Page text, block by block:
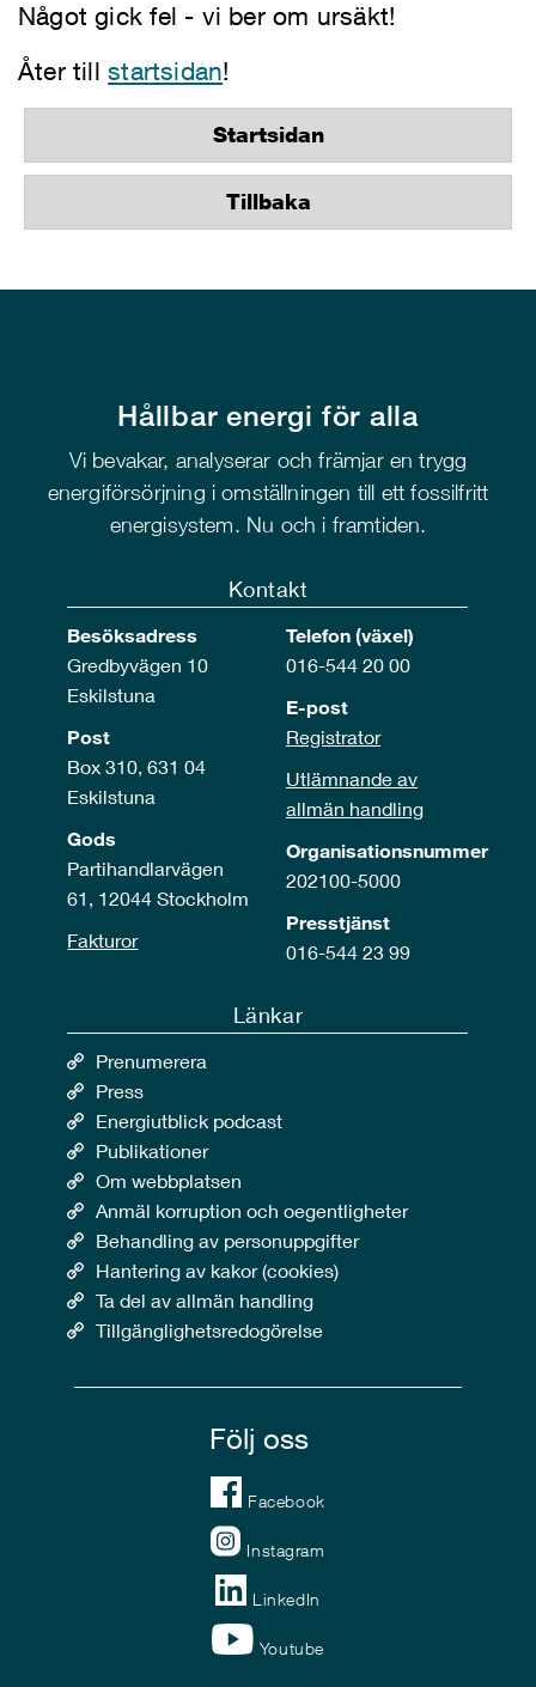
Något gick fel - vi ber om ursäkt!
Åter tillstartsidan!
Startsidan
Tillbaka
Hållbar energi för alla
Vi bevakar, analyserar och främjar en trygg
energiförsörjning i omställningen till ett fossilfritt
energisystem. Nu och i framtiden.
Kontakt
Besöksadress
Gredbyvägen 10
Eskilstuna
Post
Box 310, 631 04
Eskilstuna
Gods
Partihandlarvägen
61, 12044 Stockholm
Fakturor
Telefon (växel)
016-544 20 00
E-post
Registrator
Utlämnande av
allmän handling
Organisationsnummer
202100-5000
Presstjänst
016-544 23 99
Länkar
Prenumerera
Press
Energiutblick podcast
Publikationer
Om webbplatsen
Anmäl korruption och oegentligheter
Behandling av personuppgifter
Hantering av kakor (cookies)
Ta del av allmän handling
Tillgänglighetsredogörelse
Följ oss
Facebook
Instagram
LinkedIn
Youtube